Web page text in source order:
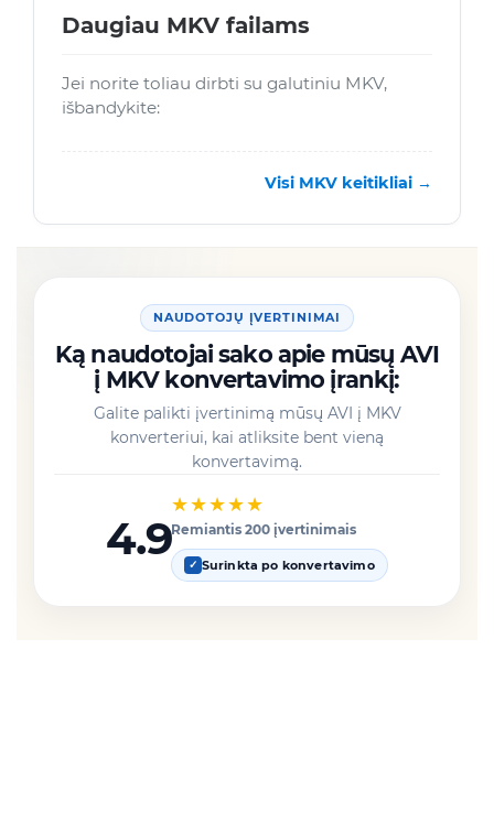
Daugiau MKV failams
Jei norite toliau dirbti su galutiniu MKV,
išbandykite:
Visi MKV keitikliai →
NAUDOTOJŲ ĮVERTINIMAI
Ką naudotojai sako apie mūsų AVI
į MKV konvertavimo įrankį:
Galite palikti įvertinimą mūsų AVI į MKV
konverteriui, kai atliksite bent vieną
konvertavimą.
4.9
★★★★★
Remiantis 200 įvertinimais
✓ Surinkta po konvertavimo